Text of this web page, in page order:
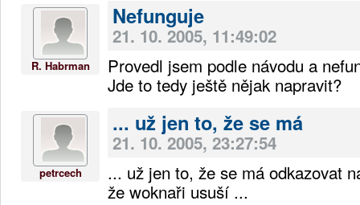
R. Habrman
Nefunguje
21. 10. 2005, 11:49:02
Provedl jsem podle návodu a
Jde to tedy ještě nějak napravit?
petrcech
... už jen to, že se má
21. 10. 2005, 23:27:54
... už jen to, že se má odkazovat
že woknaři usuší ...